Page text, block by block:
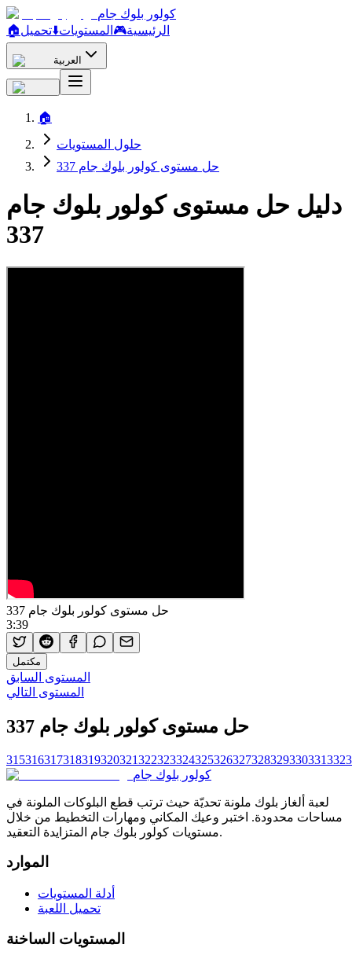
كولور بلوك جام
🏠
الرئيسية🎮 المستويات⬇️تحميل
العربية
🏠
حلول المستويات
حل مستوى كولور بلوك جام 337
دليل حل مستوى كولور بلوك جام
337
حل مستوى كولور بلوك جام 337
3:39
مكتمل
المستوى السابق
المستوى التالي
حل مستوى كولور بلوك جام 337
315316317318319320321322323324325326327328329330331332
كولور بلوك جام
لعبة ألغاز بلوك ملونة تحديّة حيث ترتب قطع البلوكات الملونة في
مساحات محدودة. اختبر وعيك المكاني ومهارات التخطيط من خلال
مستويات كولور بلوك جام المتزايدة التعقيد.
الموارد
أدلة المستويات
تحميل اللعبة
المستويات الساخنة